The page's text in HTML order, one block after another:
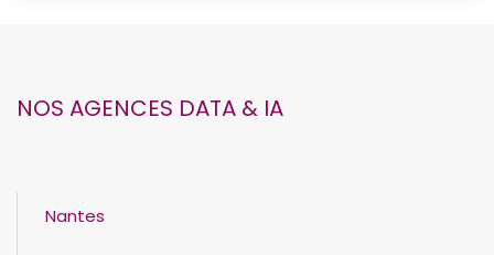
NOS AGENCES DATA & IA
Nantes